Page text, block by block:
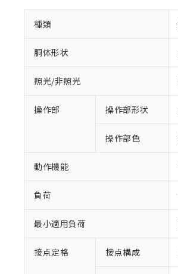
種類
胴体形状
照光/非照光
操作部 操作部形状
操作部色
動作機能
負荷
最小適用負荷
接点定格 接点構成